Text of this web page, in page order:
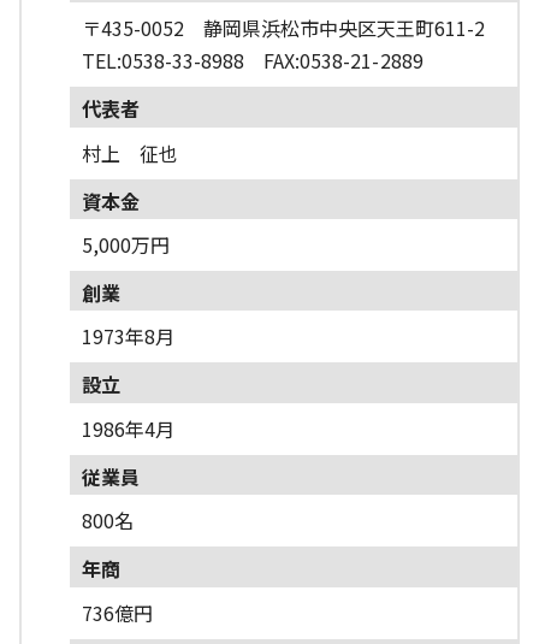
〒435-0052 静岡県浜松市中央区天王町611-2
TEL:0538-33-8988 FAX:0538-21-2889
代表者
村上 征也
資本金
5,000万円
創業
1973年8月
設立
1986年4月
従業員
800名
年商
736億円